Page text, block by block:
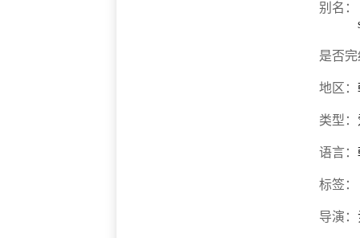
别名：
是否
地区：
类型：
语言：
标签：
导演：